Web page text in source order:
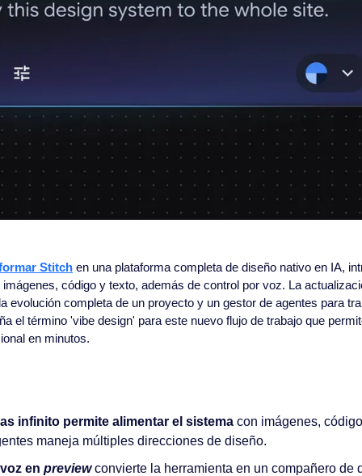
Stitch en una plataforma completa de diseño nativo en IA,
código y texto, además de control por voz. La
evolución completa de un proyecto y un gestor de agentes para
el término 'vibe design' para este nuevo flujo de trabajo que
en minutos.
infinito permite alimentar el sistema con imágenes,
maneja múltiples direcciones de diseño.
en preview convierte la herramienta en un compañero de